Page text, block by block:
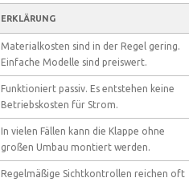
ERKLÄRUNG
Materialkosten sind in der Regel gering.
Einfache Modelle sind preiswert.
Funktioniert passiv. Es entstehen keine
Betriebskosten für Strom.
In vielen Fällen kann die Klappe ohne
großen Umbau montiert werden.
Regelmäßige Sichtkontrollen reichen oft